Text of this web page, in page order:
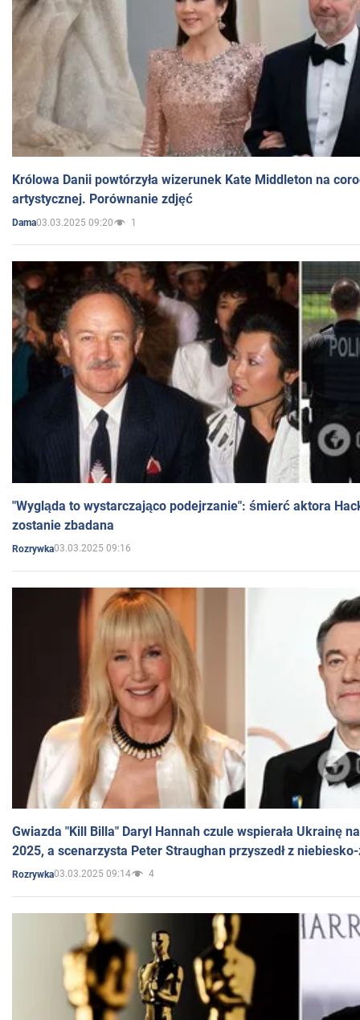
Królowa Danii powtórzyła wizerunek Kate Middleton na
artystycznej. Porównanie zdjęć
Dama03.03.2025 09:20 1
"Wygląda to wystarczająco podejrzanie": śmierć aktora
zostanie zbadana
Rozrywka03.03.2025 09:16
Gwiazda "Kill Billa" Daryl Hannah czule wspierała Ukrainę
2025, a scenarzysta Peter Straughan przyszedł z
Rozrywka03.03.2025 09:14 4